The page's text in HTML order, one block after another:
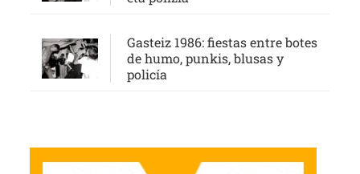
Gasteiz 1986: fiestas entre botes
de humo, punkis, blusas y
policía